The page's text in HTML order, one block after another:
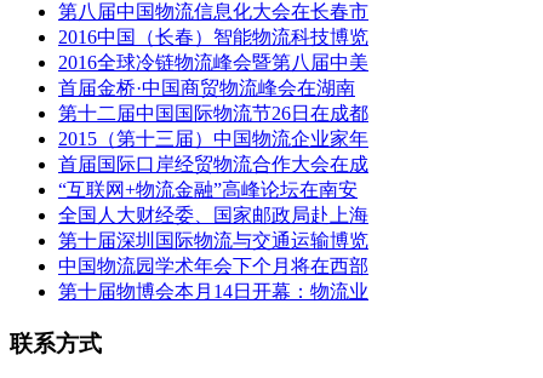
第八届中国物流信息化大会在长春市
2016中国（长春）智能物流科技博览
2016全球冷链物流峰会暨第八届中美
首届金桥·中国商贸物流峰会在湖南
第十二届中国国际物流节26日在成都
2015（第十三届）中国物流企业家年
首届国际口岸经贸物流合作大会在成
“互联网+物流金融”高峰论坛在南安
全国人大财经委、国家邮政局赴上海
第十届深圳国际物流与交通运输博览
中国物流园学术年会下个月将在西部
第十届物博会本月14日开幕：物流业
联系方式